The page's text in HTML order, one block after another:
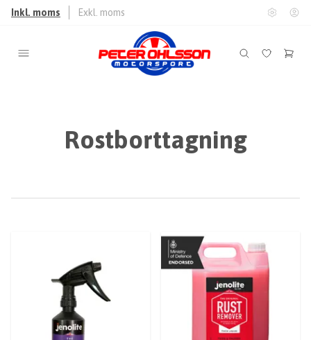
Inkl. moms Exkl. moms
Rostborttagning